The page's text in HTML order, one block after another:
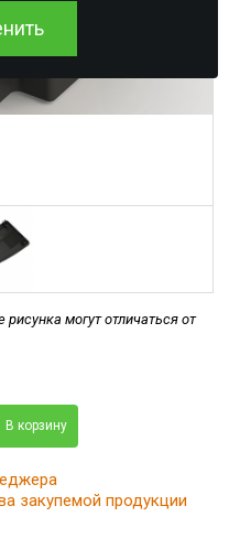
могут отличаться от
В корзину
закупемой продукции